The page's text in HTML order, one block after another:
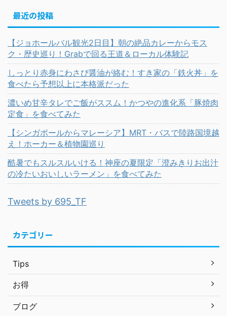
最近の投稿
【ジョホールバル観光2日目】朝の絶品カレーからモス
ク・歴史巡り！Grabで回る王道＆ローカル体験記
しっとり赤身にわさび醤油が絡む！すき家の「鉄火丼」を
食べたら予想以上に本格派だった
濃いめ甘辛タレでご飯がススム！かつやの進化系「豚焼肉
定食」を食べてみた
【シンガポールからマレーシア】MRT・バスで陸路国境越
え！ホーカー＆植物園巡り
酷暑でもスルスルいける！神座の夏限定「澄みきりお出汁
の冷たいおいしいラーメン」を食べてみた
Tweets by 695_TF
カテゴリー
Tips
お得
ブログ